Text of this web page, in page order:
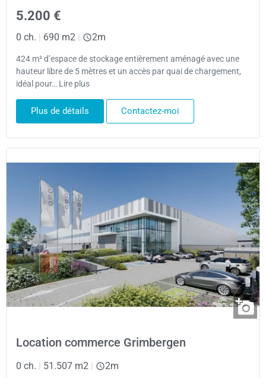
5.200 €
0 ch. | 690 m2 | 2m
424 m² d’espace de stockage entièrement aménagé avec une
hauteur libre de 5 mètres et un accès par quai de chargement,
idéal pour… Lire plus
Plus de détails Contactez-moi
Location commerce Grimbergen
0 ch. | 51.507 m2 | 2m